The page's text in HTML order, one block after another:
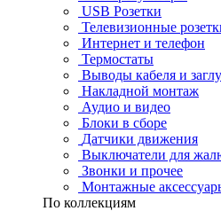
USB Розетки
Телевизионные
Интернет и телефон
Термостаты
Выводы кабеля и
Накладной монтаж
Аудио и видео
Блоки в сборе
Датчики движения
Выключатели для
Звонки и прочее
Монтажные
По коллекциям